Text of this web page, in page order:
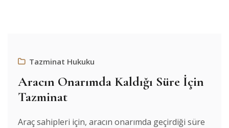
Tazminat Hukuku
Aracın Onarımda Kaldığı Süre İçin
Tazminat
Araç sahipleri için, aracın onarımda geçirdiği süre